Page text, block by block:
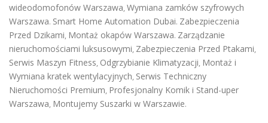
wideodomofonów Warszawa, Wymiana zamków szyfrowych
Warszawa. Smart Home Automation Dubai. Zabezpieczenia
Przed Dzikami, Montaż okapów Warszawa. Zarządzanie
nieruchomościami luksusowymi, Zabezpieczenia Przed Ptakami,
Serwis Maszyn Fitness, Odgrzybianie Klimatyzacji, Montaż i
Wymiana kratek wentylacyjnych, Serwis Techniczny
Nieruchomości Premium, Profesjonalny Komik i Stand-uper
Warszawa, Montujemy Suszarki w Warszawie.